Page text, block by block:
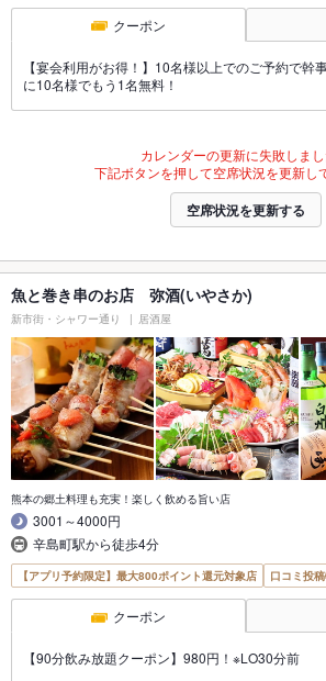
クーポン
【宴会利用がお得！】10名様以上でのご予約で幹
に10名様でもう1名無料！
カレンダーの更新に失敗しまし
下記ボタンを押して空席状況を更新し
空席状況を更新する
魚と巻き串のお店 弥酒(いやさか)
新市街・シャワー通り 居酒屋
熊本の郷土料理も充実！楽しく飲める旨い店
3001～4000円
辛島町駅から徒歩4分
【アプリ予約限定】最大800ポイント還元対象店 口コミ投
クーポン
【90分飲み放題クーポン】980円！※LO30分前